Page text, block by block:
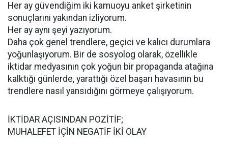
Her ay güvendiğim iki kamuoyu anket şirketinin
sonuçlarını yakından izliyorum.
Her ay aynı şeyi yazıyorum.
Daha çok genel trendlere, geçici ve kalıcı durumlara
yoğunlaşıyorum. Bir de sosyolog olarak, özellikle
iktidar medyasının çok yoğun bir propaganda atağına
kalktığı günlerde, yarattığı özel başarı havasının bu
trendlere nasıl yansıdığını görmeye çalışıyorum.
İKTİDAR AÇISINDAN POZİTİF;
MUHALEFET İÇİN NEGATİF İKİ OLAY